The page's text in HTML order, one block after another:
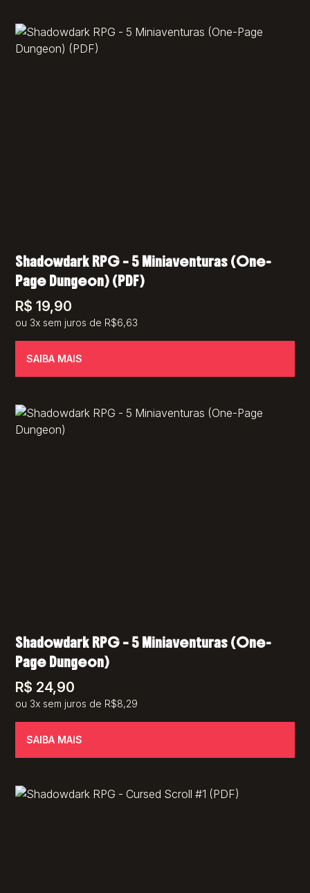
Shadowdark RPG – 5 Miniaventuras (One-
Page Dungeon) (PDF)
R$ 19,90
ou 3x sem juros de R$6,63
SAIBA MAIS
Shadowdark RPG – 5 Miniaventuras (One-
Page Dungeon)
R$ 24,90
ou 3x sem juros de R$8,29
SAIBA MAIS